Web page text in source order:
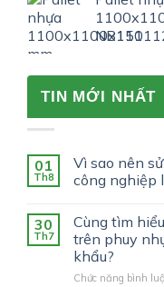
TIN MỚI NHẤT
01
Th8
Vì sao nên
công nghiệp
30
Th7
Cùng tìm
trên phuy
khẩu?
Chức năng bình